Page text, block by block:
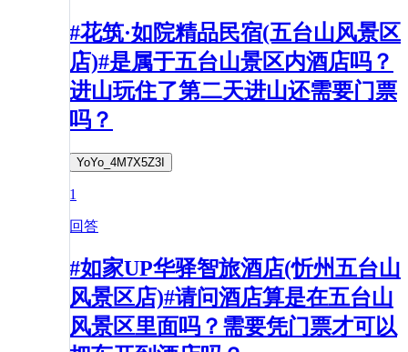
#花筑·如院精品民宿(五台山风景区
店)#是属于五台山景区内酒店吗？
进山玩住了第二天进山还需要门票
吗？
YoYo_4M7X5Z3I
1
回答
#如家UP华驿智旅酒店(忻州五台山
风景区店)#请问酒店算是在五台山
风景区里面吗？需要凭门票才可以